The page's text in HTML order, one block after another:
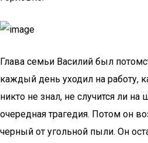
Глава семьи Василий был
каждый день уходил на работу,
никто не знал, не случится ли на
очередная трагедия. Потом он
черный от угольной пыли. Он